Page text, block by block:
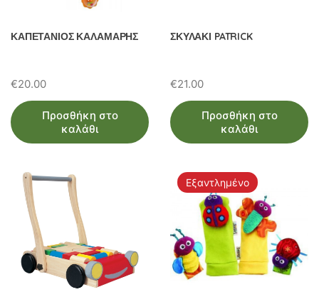
ΚΑΠΕΤΑΝΙΟΣ ΚΑΛΑΜΑΡΗΣ
€20.00
Προσθήκη στο
καλάθι
ΣΚΥΛΑΚΙ PATRICK
€21.00
Προσθήκη στο
καλάθι
Εξαντλημένο